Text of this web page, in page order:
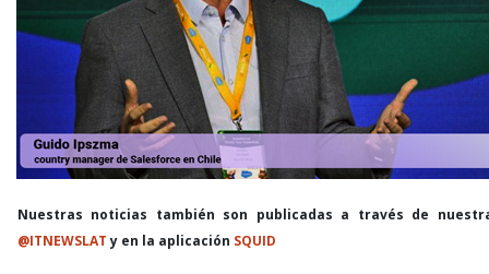
Nuestras noticias también son publicadas a través de
@ITNEWSLATy en la aplicación SQUID